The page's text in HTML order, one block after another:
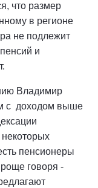
что размер
в регионе
не подлежит
и
Владимир
с доходом выше
некоторых
пенсионеры
говоря -